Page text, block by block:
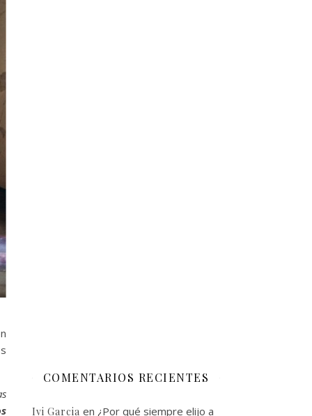
COMENTARIOS RECIENTES
Ivi Garcia en ¿Por qué siempre elijo a